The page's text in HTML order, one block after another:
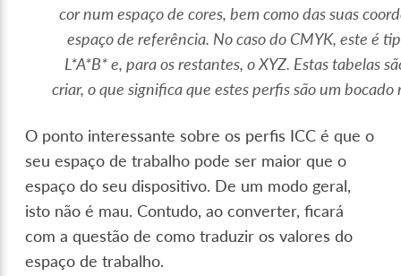
cor num espaço de cores, bem como das suas
espaço de referência. No caso do CMYK, este é
L*A*B* e, para os restantes, o XYZ. Estas tabelas
criar, o que significa que estes perfis são um bocado
O ponto interessante sobre os perfis ICC é que o
seu espaço de trabalho pode ser maior que o
espaço do seu dispositivo. De um modo geral,
isto não é mau. Contudo, ao converter, ficará
com a questão de como traduzir os valores do
espaço de trabalho.